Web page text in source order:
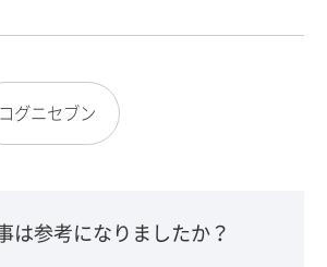
コグニセブン
は参考になりましたか？